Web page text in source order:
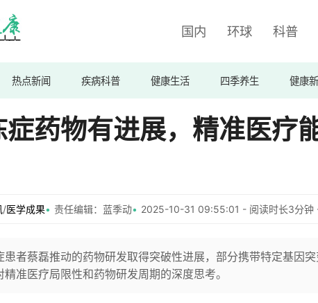
国内 环球 科普
热点新闻 疾病科普 健康生活 四季养生 健康
症药物有进展，精准医疗
/医学成果 责任编辑：蓝季动 2025-10-31 09:55:01 - 阅读时长3分钟
患者蔡磊推动的药物研发取得突破性进展，部分携带特定基因
精准医疗局限性和药物研发周期的深度思考。